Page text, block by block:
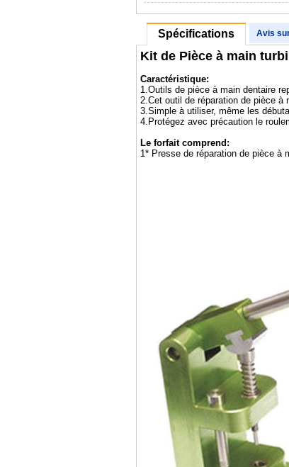
Spécifications Avis
Kit de Pièce à main
Caractéristique:
1.Outils de pièce à main dentaire
2.Cet outil de réparation de pièce
3.Simple à utiliser, même les
4.Protégez avec précaution le
Le forfait comprend:
1* Presse de réparation de pièce à